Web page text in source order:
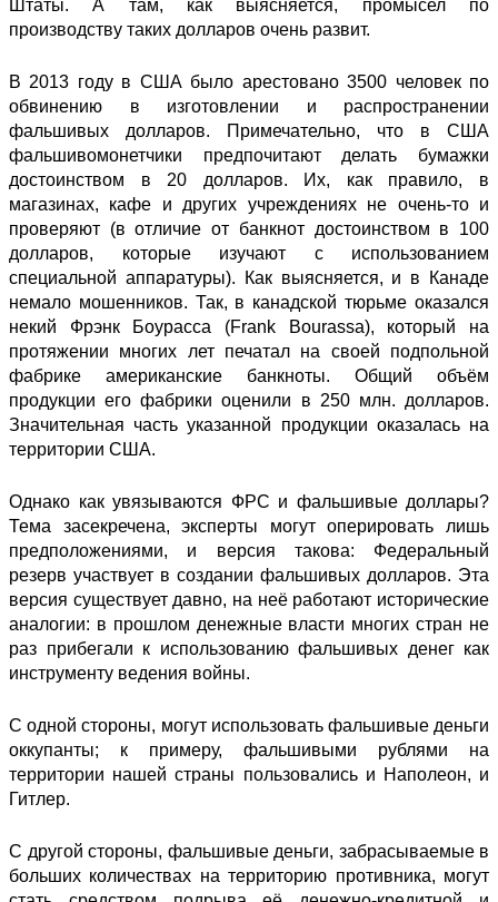
Штаты. А там, как выясняется, промысел по
производству таких долларов очень развит.
В 2013 году в США было арестовано 3500 человек по
обвинению в изготовлении и распространении
фальшивых долларов. Примечательно, что в США
фальшивомонетчики предпочитают делать бумажки
достоинством в 20 долларов. Их, как правило, в
магазинах, кафе и других учреждениях не очень-то и
проверяют (в отличие от банкнот достоинством в 100
долларов, которые изучают с использованием
специальной аппаратуры). Как выясняется, и в Канаде
немало мошенников. Так, в канадской тюрьме оказался
некий Фрэнк Боурасса (Frank Bourassa), который на
протяжении многих лет печатал на своей подпольной
фабрике американские банкноты. Общий объём
продукции его фабрики оценили в 250 млн. долларов.
Значительная часть указанной продукции оказалась на
территории США.
Однако как увязываются ФРС и фальшивые доллары?
Тема засекречена, эксперты могут оперировать лишь
предположениями, и версия такова: Федеральный
резерв участвует в создании фальшивых долларов. Эта
версия существует давно, на неё работают исторические
аналогии: в прошлом денежные власти многих стран не
раз прибегали к использованию фальшивых денег как
инструменту ведения войны.
С одной стороны, могут использовать фальшивые деньги
оккупанты; к примеру, фальшивыми рублями на
территории нашей страны пользовались и Наполеон, и
Гитлер.
С другой стороны, фальшивые деньги, забрасываемые в
больших количествах на территорию противника, могут